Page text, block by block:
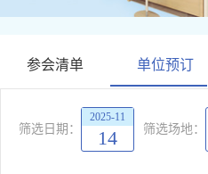
参会清单 单位预订
筛选日期：
2025-11
14
筛选场地：